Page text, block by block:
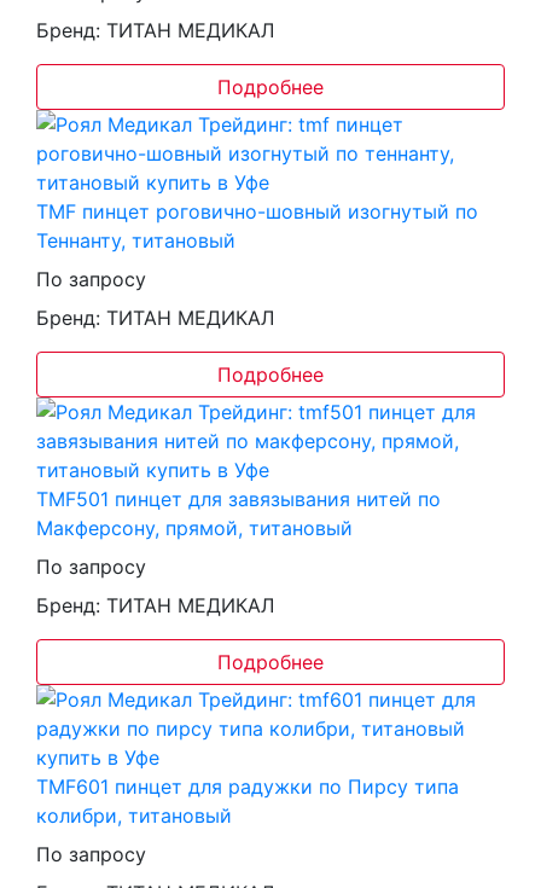
Бренд: ТИТАН МЕДИКАЛ
Подробнее
TMF пинцет роговично-шовный изогнутый по
Теннанту, титановый
По запросу
Бренд: ТИТАН МЕДИКАЛ
Подробнее
TMF501 пинцет для завязывания нитей по
Макферсону, прямой, титановый
По запросу
Бренд: ТИТАН МЕДИКАЛ
Подробнее
TMF601 пинцет для радужки по Пирсу типа
колибри, титановый
По запросу